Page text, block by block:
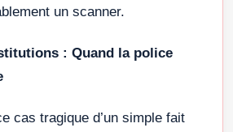
un scanner.
: Quand la police
cas tragique d’un simple fait